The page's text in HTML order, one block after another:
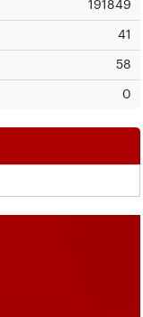
191849
41
58
0